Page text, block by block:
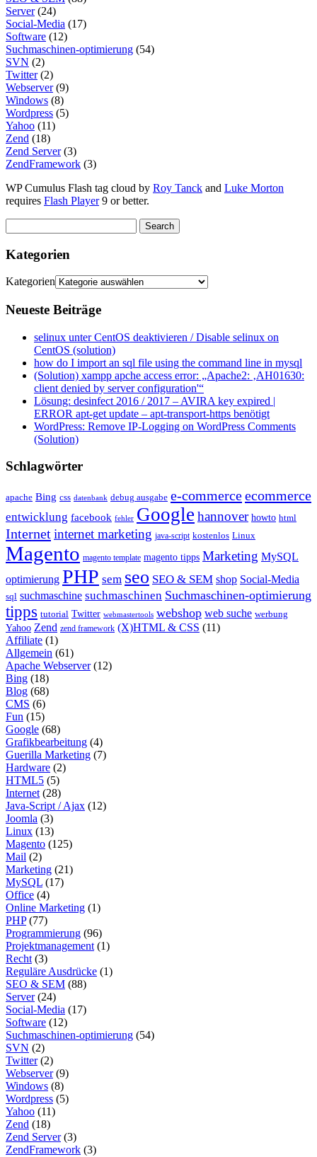
Server(24)
Social-Media (17)
Software (12)
Suchmaschinen-optimierung (54)
SVN (2)
Twitter(2)
Webserver(9)
Windows (8)
Wordpress (5)
Yahoo (11)
Zend (18)
Zend Server(3)
ZendFramework (3)
WP Cumulus Flash tag cloud by Roy Tanck and Luke Morton
requires Flash Player9 or better.
Kategorien
Kategorien
Neueste Beiträge
selinux unter CentOS deaktivieren / Disable selinux on
CentOS (solution)
how do I import an sql file using the command line in mysql
(Solution) xampp apche access error: „Apache2: ‚AH01630:
client denied by server configuration'“
Lösung: desinfect 2016 / 2017 – AVIRA key expired |
ERROR apt-get update – apt-transport-https benötigt
WordPress: Remove IP-Logging on WordPress Comments
(Solution)
Schlagwörter
apache Bing css datenbank debug ausgabe e-commerceecommerce
entwicklung facebook fehler Google hannover howto html
Internetinternet marketing java-script kostenlos Linux
Magento magento template magento tipps Marketing MySQL
optimierung PHP sem seo SEO & SEM shop Social-Media
sql suchmaschine suchmaschinen Suchmaschinen-optimierung
tipps tutorial Twitter webmastertools webshop web suche werbung
Yahoo Zend zend framework (X)HTML & CSS (11)
Affiliate (1)
Allgemein (61)
Apache Webserver(12)
Bing (18)
Blog (68)
CMS (6)
Fun (15)
Google (68)
Grafikbearbeitung (4)
Guerilla Marketing (7)
Hardware (2)
HTML5 (5)
Internet (28)
Java-Script / Ajax (12)
Joomla (3)
Linux (13)
Magento (125)
Mail (2)
Marketing (21)
MySQL (17)
Office (4)
Online Marketing (1)
PHP(77)
Programmierung (96)
Projektmanagement (1)
Recht (3)
Reguläre Ausdrücke (1)
SEO & SEM (88)
Server(24)
Social-Media (17)
Software (12)
Suchmaschinen-optimierung (54)
SVN (2)
Twitter(2)
Webserver(9)
Windows (8)
Wordpress (5)
Yahoo (11)
Zend (18)
Zend Server(3)
ZendFramework (3)